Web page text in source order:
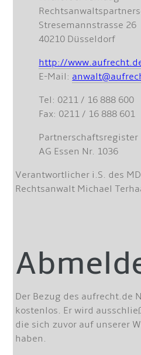
Stresemannstrasse 26
40210 Düsseldorf
http://
E-Mail:
Tel: 0211 / 16 888 600
Fax: 0211 / 16 888 601
Partnerschaftsregister
AG Essen Nr. 1036
Verantwortlicher i.S. des
Rechtsanwalt Michael
Der Bezug des aufrecht.de
kostenlos. Er wird
die sich zuvor auf unserer
haben.